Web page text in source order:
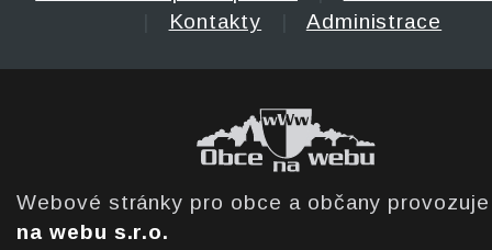
Kontakty Administrace
Webové stránky pro obce a občany
na webu s.r.o.